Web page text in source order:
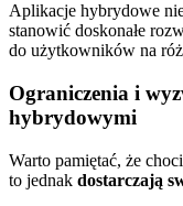
Aplikacje hybrydowe
stanowić doskonałe
do użytkowników na
Ograniczenia i
hybrydowymi
Warto pamiętać, że
to jednak dostarczają